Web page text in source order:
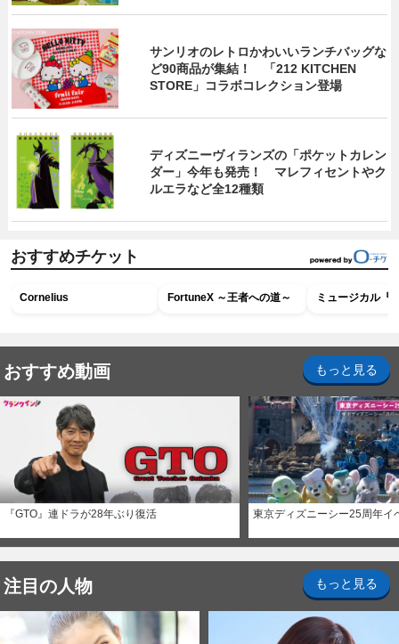
サンリオのレトロかわいいランチバッグな
ど90商品が集結！ 「212 KITCHEN
STORE」コラボコレクション登場
ディズニーヴィランズの「ポケットカレン
ダー」今年も発売！ マレフィセントやク
ルエラなど全12種類
おすすめチケット
Cornelius FortuneX ～王者への道～ ミュージカル『
おすすめ動画 もっと見る
『GTO』連ドラが28年ぶり復活 東京ディズニーシー25周年イ
注目の人物 もっと見る